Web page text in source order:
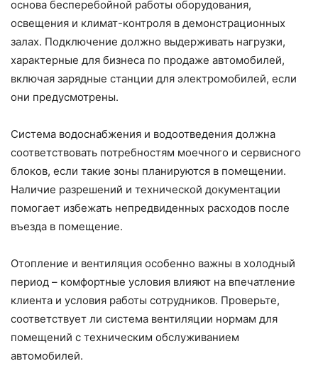
основа бесперебойной работы оборудования,
освещения и климат-контроля в демонстрационных
залах. Подключение должно выдерживать нагрузки,
характерные для бизнеса по продаже автомобилей,
включая зарядные станции для электромобилей, если
они предусмотрены.
Система водоснабжения и водоотведения должна
соответствовать потребностям моечного и сервисного
блоков, если такие зоны планируются в помещении.
Наличие разрешений и технической документации
помогает избежать непредвиденных расходов после
въезда в помещение.
Отопление и вентиляция особенно важны в холодный
период – комфортные условия влияют на впечатление
клиента и условия работы сотрудников. Проверьте,
соответствует ли система вентиляции нормам для
помещений с техническим обслуживанием
автомобилей.